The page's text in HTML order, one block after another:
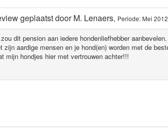
geplaatst doorM. Lenaers, Periode: Mei 2012
dit pension aan iedere hondenliefhebber
zijn aardige mensen en je hond(en) worden met de
mijn hondjes hier met vertrouwen achter!!!